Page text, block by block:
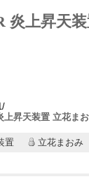
炎上昇天
昇天装置 立花ま
置 立花まおみ